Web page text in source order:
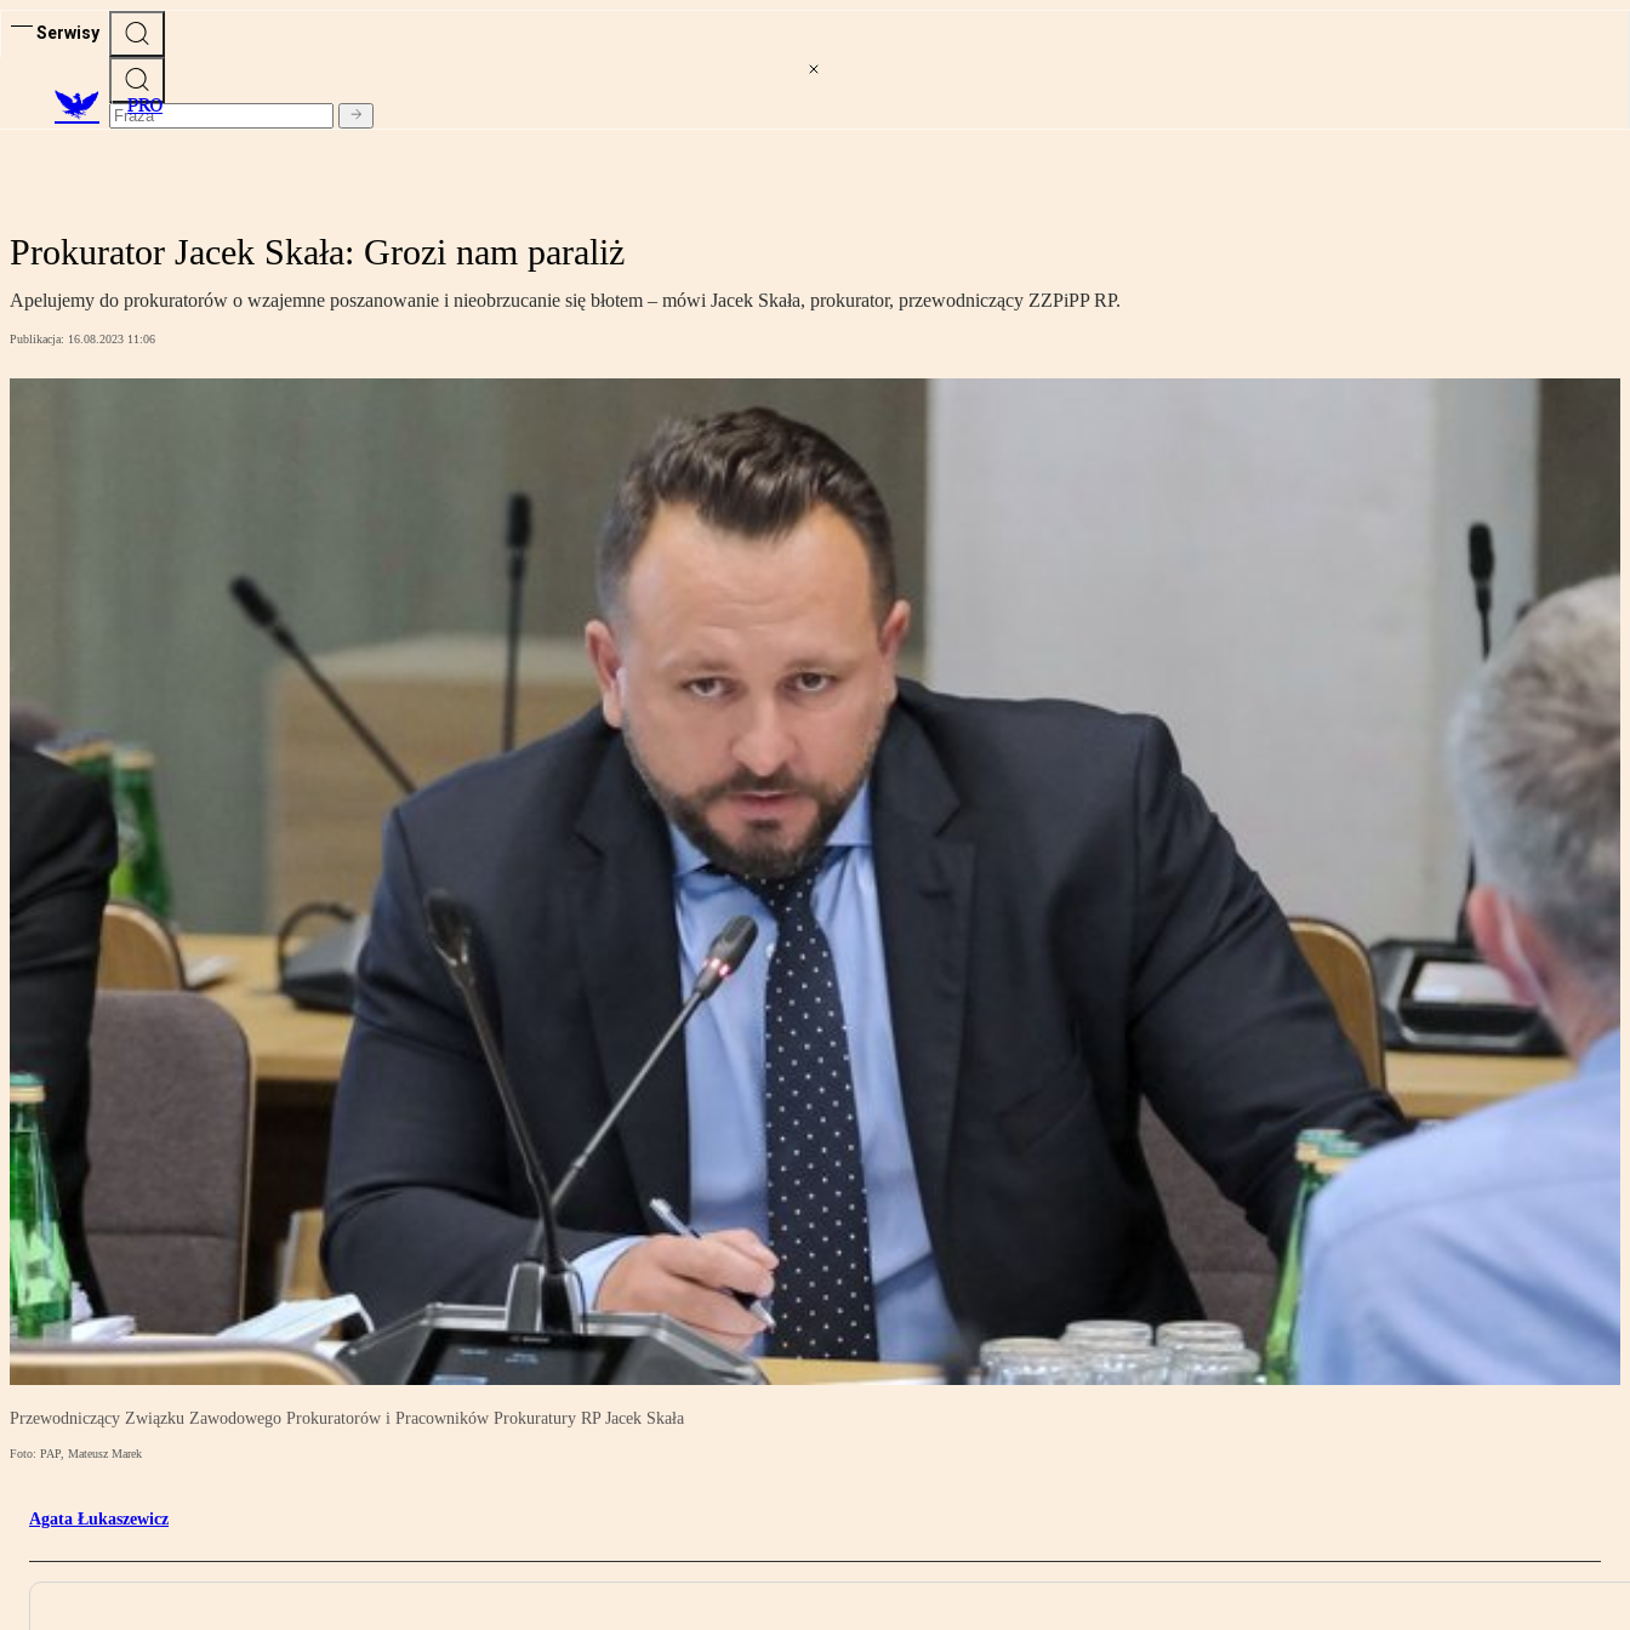
Serwisy
PRO
Prokurator Jacek Skała: Grozi nam paraliż
Apelujemy do prokuratorów o wzajemne poszanowanie i nieobrzucanie się błotem – mówi Jacek Skała, prokurator, przewodniczący ZZPiPP RP.
Publikacja: 16.08.2023 11:06
Przewodniczący Związku Zawodowego Prokuratorów i Pracowników Prokuratury RP Jacek Skała
Foto: PAP, Mateusz Marek
Agata Łukaszewicz